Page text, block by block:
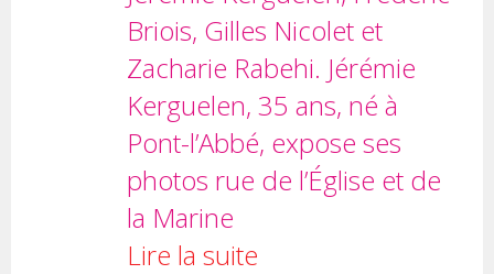
Briois, Gilles Nicolet et
Zacharie Rabehi. Jérémie
Kerguelen, 35 ans, né à
Pont-l’Abbé, expose ses
photos rue de l’Église et de
la Marine
Lire la suite